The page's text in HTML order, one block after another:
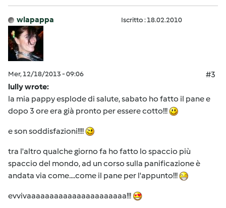
wlapappa Iscritto : 18.02.2010
Mer, 12/18/2013 - 09:06
#3
lully wrote:
la mia pappy esplode di salute, sabato ho fatto il pane e
dopo 3 ore era già pronto per essere cotto!!!
e son soddisfazioni!!!!
tra l'altro qualche giorno fa ho fatto lo spaccio più
spaccio del mondo, ad un corso sulla panificazione è
andata via come....come il pane per l'appunto!!!
evvivaaaaaaaaaaaaaaaaaaaaaa!!!